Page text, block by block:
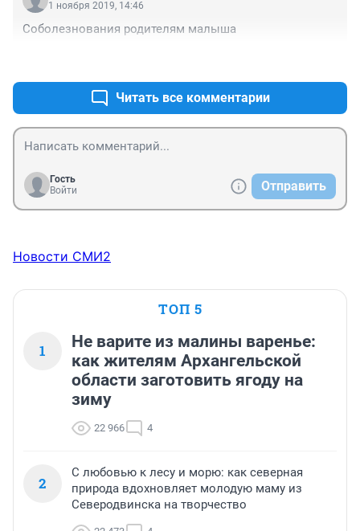
1 ноября 2019, 14:46
Соболезнования родителям малыша
Читать все комментарии
Гость
Войти
Отправить
Новости СМИ2
ТОП 5
1
Не варите из малины варенье:
как жителям Архангельской
области заготовить ягоду на
зиму
22 966 4
2
С любовью к лесу и морю: как северная
природа вдохновляет молодую маму из
Северодвинска на творчество